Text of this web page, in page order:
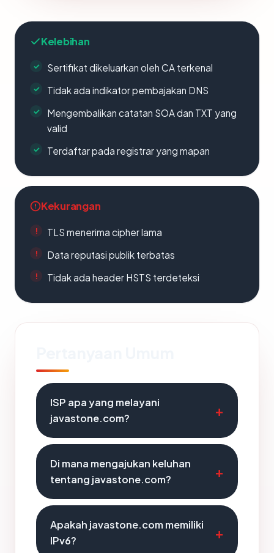
Kelebihan
Sertifikat dikeluarkan oleh CA terkenal
Tidak ada indikator pembajakan DNS
Mengembalikan catatan SOA dan TXT yang
valid
Terdaftar pada registrar yang mapan
Kekurangan
TLS menerima cipher lama
Data reputasi publik terbatas
Tidak ada header HSTS terdeteksi
ISP apa yang melayani
javastone.com?
Di mana mengajukan keluhan
tentang javastone.com?
Apakah javastone.com memiliki
IPv6?